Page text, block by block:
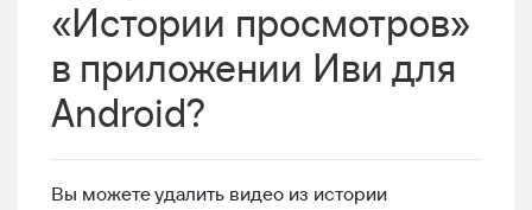
«Истории просмотров»
в приложении Иви для
Android?
Вы можете удалить видео из истории